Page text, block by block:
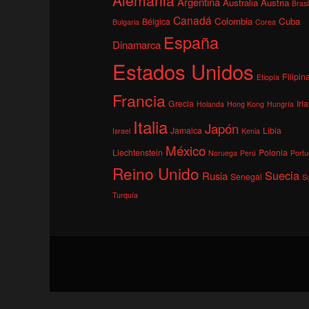
Brasil
Bulgaria Bélgica Canadá Colombia Corea Cuba
Dinamarca España
Estados Unidos Etiopía
Francia Grecia Holanda Hong Kong Hungría
Israel Italia Jamaica Japón Kenia Libia
Liechtenstein México Noruega Perú Polonia
Reino Unido Rusia Senegal Suecia
Turquía